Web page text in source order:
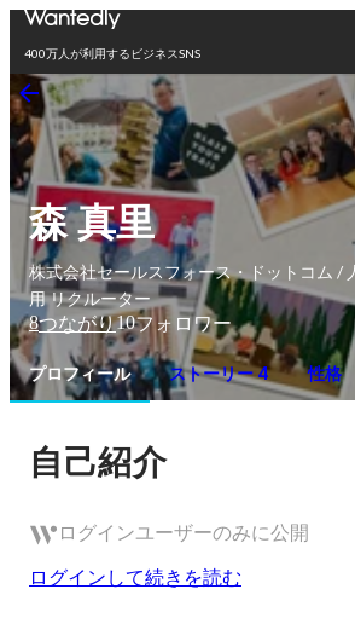
400万人が利用するビジネスSNS
森 真里
株式会社セールスフォース・ドットコム /
用 リクルーター
8つながり10フォロワー
プロフィール ストーリー 4 性格
自己紹介
ログインユーザーのみに公開
ログインして続きを読む